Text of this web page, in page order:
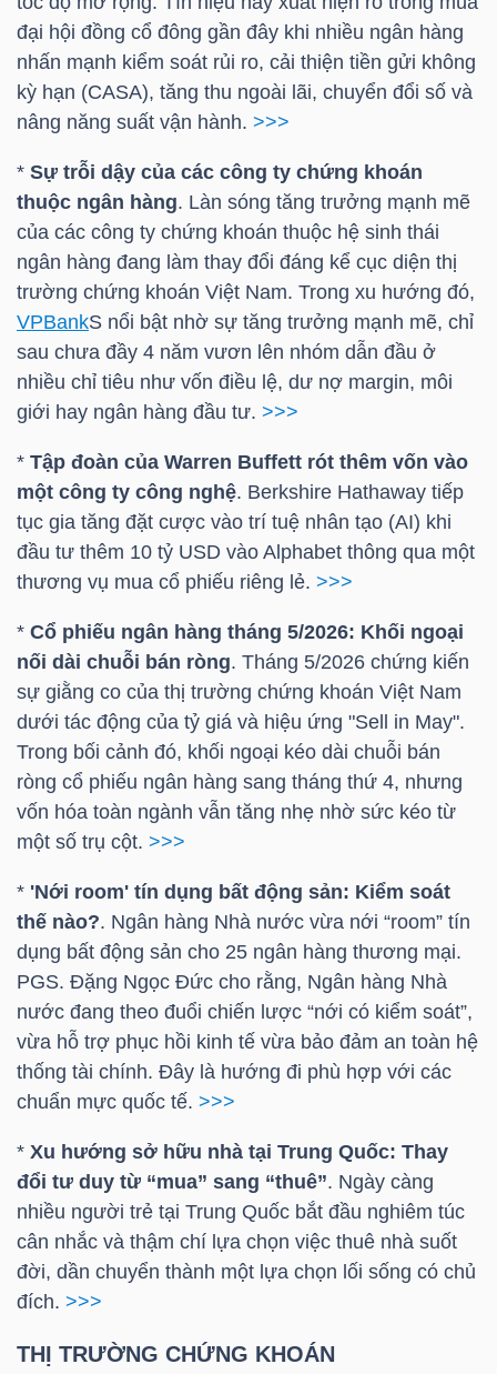
đại hội đồng cổ đông gần đây khi nhiều ngân hàng
nhấn mạnh kiểm soát rủi ro, cải thiện tiền gửi không
kỳ hạn (CASA), tăng thu ngoài lãi, chuyển đổi số và
nâng năng suất vận hành. >>>
* Sự trỗi dậy của các công ty chứng khoán
thuộc ngân hàng. Làn sóng tăng trưởng mạnh mẽ
của các công ty chứng khoán thuộc hệ sinh thái
ngân hàng đang làm thay đổi đáng kể cục diện thị
trường chứng khoán Việt Nam. Trong xu hướng đó,
VPBankS nổi bật nhờ sự tăng trưởng mạnh mẽ, chỉ
sau chưa đầy 4 năm vươn lên nhóm dẫn đầu ở
nhiều chỉ tiêu như vốn điều lệ, dư nợ margin, môi
giới hay ngân hàng đầu tư. >>>
* Tập đoàn của Warren Buffett rót thêm vốn vào
một công ty công nghệ. Berkshire Hathaway tiếp
tục gia tăng đặt cược vào trí tuệ nhân tạo (AI) khi
đầu tư thêm 10 tỷ USD vào Alphabet thông qua một
thương vụ mua cổ phiếu riêng lẻ. >>>
* Cổ phiếu ngân hàng tháng 5/2026: Khối ngoại
nối dài chuỗi bán ròng. Tháng 5/2026 chứng kiến
sự giằng co của thị trường chứng khoán Việt Nam
dưới tác động của tỷ giá và hiệu ứng "Sell in May".
Trong bối cảnh đó, khối ngoại kéo dài chuỗi bán
ròng cổ phiếu ngân hàng sang tháng thứ 4, nhưng
vốn hóa toàn ngành vẫn tăng nhẹ nhờ sức kéo từ
một số trụ cột. >>>
* 'Nới room' tín dụng bất động sản: Kiểm soát
thế nào?. Ngân hàng Nhà nước vừa nới “room” tín
dụng bất động sản cho 25 ngân hàng thương mại.
PGS. Đặng Ngọc Đức cho rằng, Ngân hàng Nhà
nước đang theo đuổi chiến lược “nới có kiểm soát”,
vừa hỗ trợ phục hồi kinh tế vừa bảo đảm an toàn hệ
thống tài chính. Đây là hướng đi phù hợp với các
chuẩn mực quốc tế. >>>
* Xu hướng sở hữu nhà tại Trung Quốc: Thay
đổi tư duy từ “mua” sang “thuê”. Ngày càng
nhiều người trẻ tại Trung Quốc bắt đầu nghiêm túc
cân nhắc và thậm chí lựa chọn việc thuê nhà suốt
đời, dần chuyển thành một lựa chọn lối sống có chủ
đích. >>>
THỊ TRƯỜNG CHỨNG KHOÁN
YẾU
DÙNG
THIẾT
YẾU
CHĂM
SÓC
KHỎE
CHÍNH
CÔNG
NGHỆ
THÔNG
DỊCH
VỤ
TRUYỀN
THÔNG
ÍCH